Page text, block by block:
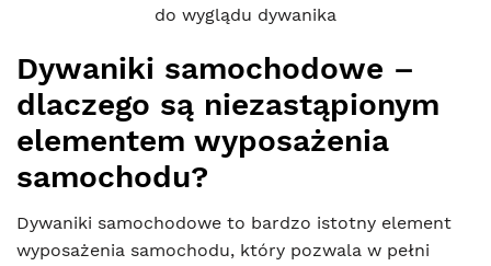
do wyglądu dywanika
Dywaniki samochodowe –
dlaczego są niezastąpionym
elementem wyposażenia
samochodu?
Dywaniki samochodowe to bardzo istotny element
wyposażenia samochodu, który pozwala w pełni